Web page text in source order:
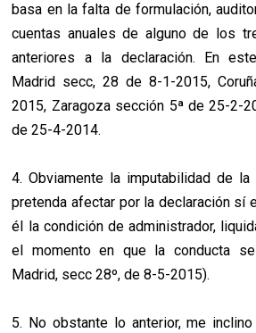
basa en la falta de formulación,
cuentas anuales de alguno de los
anteriores a la declaración. En
Madrid secc, 28 de 8-1-2015,
2015, Zaragoza sección 5ª de 25-2-
de 25-4-2014.
4. Obviamente la imputabilidad de
pretenda afectar por la declaración sí
él la condición de administrador,
el momento en que la conducta
Madrid, secc 28º, de 8-5-2015).
5. No obstante lo anterior, me